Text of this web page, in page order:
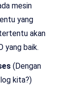
mesin
yang
akan
yang baik.
(Dengan
kita?)